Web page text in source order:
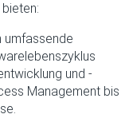
umfassende
und -
Management bis